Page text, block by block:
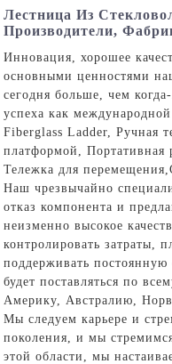
Лестница Из
Производители,
Инновация, хорошее
основными ценностями
сегодня больше, чем
успеха как
Fiberglass Ladder,Ручная
платформой
,Портативная
Тележка для перемещения ,
Наш чрезвычайно
отказ компонента и
неизменно высокое
контролировать затраты,
поддерживать
будет поставляться по
Америку, Австралию,
Мы следуем карьере и
поколения, и мы
этой области, мы